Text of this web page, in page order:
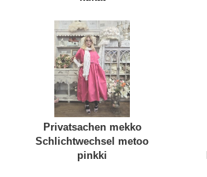
Privatsachen mekko
Schlichtwechsel metoo
pinkki